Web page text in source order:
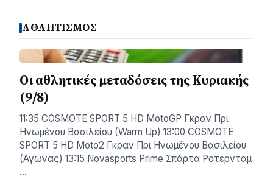
ΑΘΛΗΤΙΣΜΟΣ
Οι αθλητικές μεταδόσεις της Κυριακής
(9/8)
11:35 COSMOTE SPORT 5 HD MotoGP Γκραν Πρι
Ηνωμένου Βασιλείου (Warm Up) 13:00 COSMOTE
SPORT 5 HD Moto2 Γκραν Πρι Ηνωμένου Βασιλείου
(Αγώνας) 13:15 Novasports Prime Σπάρτα Ρότερνταμ
…